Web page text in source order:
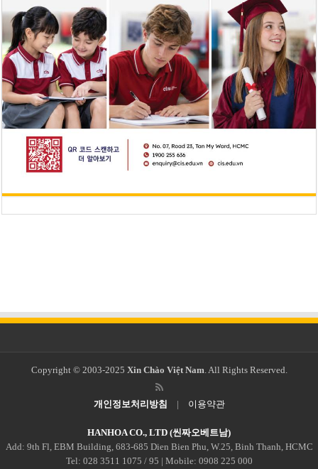
Copyright © 2003-2025 Xin Chào Việt Nam . All Rights Reserved.
개인정보처리방침 | 이용약관
HANHOA CO., LTD (씬짜오베트남)
Add: 9th Fl, EBM Building, 683-685 Dien Bien Phu, W.25, Binh Thanh, HCMC
Tel: 028 3511 1075 / 95 | Mobile: 0908 225 000